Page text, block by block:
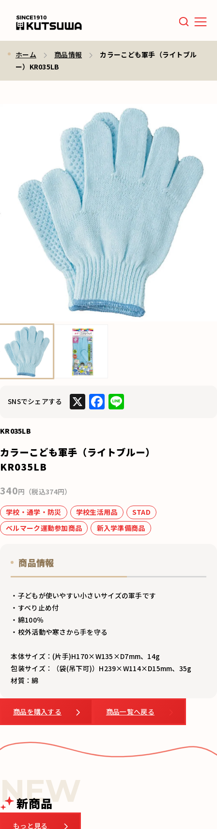
Menu
ホーム 商品情報
カラーこども軍手（ライトブル
ー）KR035LB
SNSでシェアする X F
e
b
k
Li
KR035LB
カラーこども軍手（ライトブルー）
KR035LB
340円（税込374円）
学校・通学・防災 学校生活用品
STAD
ベルマーク運動参加商品
新入学準備商品
商品情報
・子どもが使いやすい小さいサイズの軍手です
・すべり止め付
・綿100％
・校外活動や寒さから手を守る
本体サイズ：(片手)H170×W135×D7mm、14g
包装サイズ：（袋(吊下可)）H239×W114×D15mm、35g
材質：綿
商品を購入する 商品一覧へ戻る
新商品
もっと見る